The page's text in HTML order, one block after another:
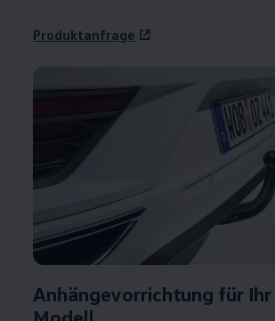
Produktanfrage
Anhängevorrichtung für Ihr